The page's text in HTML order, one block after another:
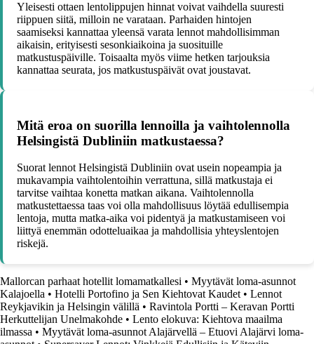
Yleisesti ottaen lentolippujen hinnat voivat vaihdella suuresti
riippuen siitä, milloin ne varataan. Parhaiden hintojen
saamiseksi kannattaa yleensä varata lennot mahdollisimman
aikaisin, erityisesti sesonkiaikoina ja suosituille
matkustuspäiville. Toisaalta myös viime hetken tarjouksia
kannattaa seurata, jos matkustuspäivät ovat joustavat.
Mitä eroa on suorilla lennoilla ja vaihtolennolla
Helsingistä Dubliniin matkustaessa?
Suorat lennot Helsingistä Dubliniin ovat usein nopeampia ja
mukavampia vaihtolentoihin verrattuna, sillä matkustaja ei
tarvitse vaihtaa konetta matkan aikana. Vaihtolennolla
matkustettaessa taas voi olla mahdollisuus löytää edullisempia
lentoja, mutta matka-aika voi pidentyä ja matkustamiseen voi
liittyä enemmän odotteluaikaa ja mahdollisia yhteyslentojen
riskejä.
Mallorcan parhaat hotellit lomamatkallesi • Myytävät loma-asunnot
Kalajoella • Hotelli Portofino ja Sen Kiehtovat Kaudet• Lennot
Reykjavikin ja Helsingin välillä • Ravintola Portti – Keravan Portti
Herkuttelijan Unelmakohde • Lento elokuva: Kiehtova maailma
ilmassa • Myytävät loma-asunnot Alajärvellä – Etuovi Alajärvi loma-